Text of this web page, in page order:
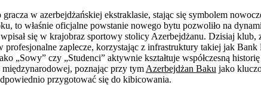
w azerbejdżańskiej ekstraklasie, stając się symbolem
to właśnie oficjalne powstanie nowego bytu pozwoliło na
się w krajobraz sportowy stolicy Azerbejdżanu. Dzisiaj klub,
zaplecze, korzystając z infrastruktury takiej jak
czy „Studenci” aktywnie kształtuje współczesną
poznając przy tym Azerbejdżan Baku jako
przygotować się do kibicowania.